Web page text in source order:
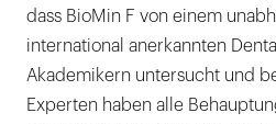
dass BioMin F von einem
international anerkannten
Akademikern untersucht und
Experten haben alle